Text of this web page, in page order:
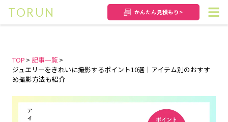
TORUN かんたん見積もり>
TOP
記事一覧
ジュエリーをきれいに撮影するポイント10選｜アイテム別のおすす
め撮影方法も紹介